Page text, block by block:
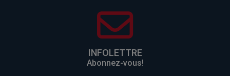
INFOLETTRE
Abonnez-vous!